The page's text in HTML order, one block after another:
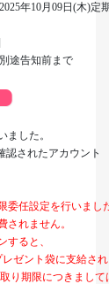
年10月09日(木)定
途告知前まで
した。
されたアカウント
委任設定を行いまし
れません。
ると、
ゼント袋に支給さ
期限につきまして